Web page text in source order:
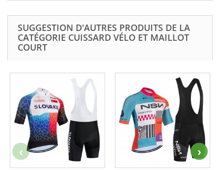
SUGGESTION D'AUTRES PRODUITS DE LA
CATÉGORIE CUISSARD VÉLO ET MAILLOT
COURT